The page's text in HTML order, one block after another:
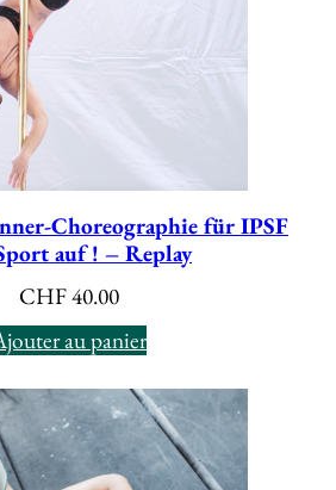
Choreographie für IPSF
auf ! – Replay
CHF40.00
au panier